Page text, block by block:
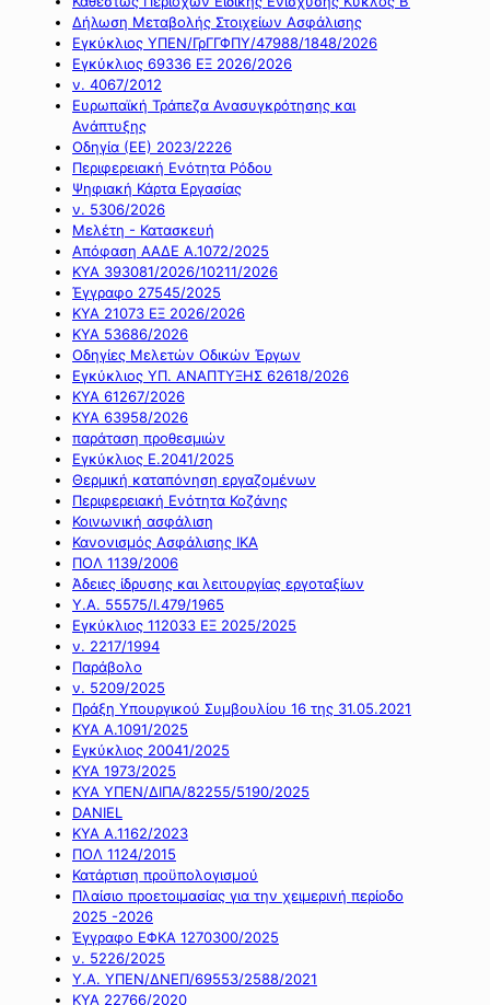
Δήλωση Μεταβολής Στοιχείων Ασφάλισης
Εγκύκλιος ΥΠΕΝ/ΓρΓΓΦΠΥ/47988/1848/2026
Εγκύκλιος 69336 ΕΞ 2026/2026
ν. 4067/2012
Ευρωπαϊκή Τράπεζα Ανασυγκρότησης και
Ανάπτυξης
Οδηγία (ΕΕ) 2023/2226
Περιφερειακή Ενότητα Ρόδου
Ψηφιακή Κάρτα Εργασίας
ν. 5306/2026
Μελέτη - Κατασκευή
Απόφαση ΑΑΔΕ Α.1072/2025
ΚΥΑ 393081/2026/10211/2026
Έγγραφο 27545/2025
ΚΥΑ 21073 ΕΞ 2026/2026
ΚΥΑ 53686/2026
Οδηγίες Μελετών Οδικών Έργων
Εγκύκλιος ΥΠ. ΑΝΑΠΤΥΞΗΣ 62618/2026
ΚΥΑ 61267/2026
ΚΥΑ 63958/2026
παράταση προθεσμιών
Εγκύκλιος Ε.2041/2025
Θερμική καταπόνηση εργαζομένων
Περιφερειακή Ενότητα Κοζάνης
Κοινωνική ασφάλιση
Κανονισμός Ασφάλισης ΙΚΑ
ΠΟΛ 1139/2006
Άδειες ίδρυσης και λειτουργίας εργοταξίων
Υ.Α. 55575/Ι.479/1965
Εγκύκλιος 112033 ΕΞ 2025/2025
ν. 2217/1994
Παράβολο
ν. 5209/2025
Πράξη Υπουργικού Συμβουλίου 16 της 31.05.2021
ΚΥΑ Α.1091/2025
Εγκύκλιος 20041/2025
ΚΥΑ 1973/2025
ΚΥΑ ΥΠΕΝ/ΔΙΠΑ/82255/5190/2025
DANIEL
ΚΥΑ Α.1162/2023
ΠΟΛ 1124/2015
Κατάρτιση προϋπολογισμού
Πλαίσιο προετοιμασίας για την χειμερινή περίοδο
2025 -2026
Έγγραφο ΕΦΚΑ 1270300/2025
ν. 5226/2025
Υ.Α. ΥΠΕΝ/ΔΝΕΠ/69553/2588/2021
ΚΥΑ 22766/2020